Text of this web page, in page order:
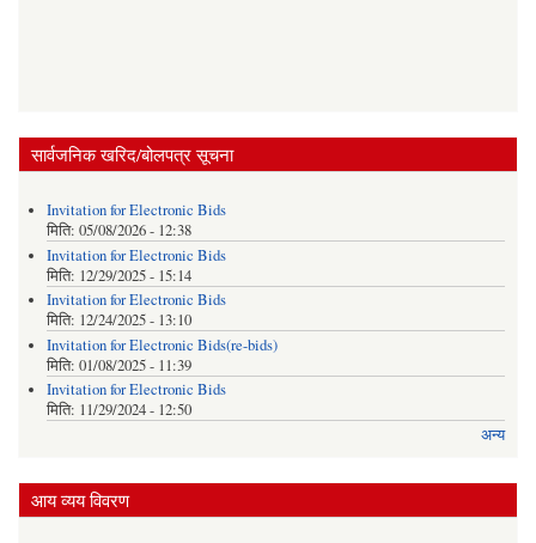
सार्वजनिक खरिद/बोलपत्र सूचना
Invitation for Electronic Bids
मिति: 05/08/2026 - 12:38
Invitation for Electronic Bids
मिति: 12/29/2025 - 15:14
Invitation for Electronic Bids
मिति: 12/24/2025 - 13:10
Invitation for Electronic Bids(re-bids)
मिति: 01/08/2025 - 11:39
Invitation for Electronic Bids
मिति: 11/29/2024 - 12:50
अन्य
आय व्यय विवरण